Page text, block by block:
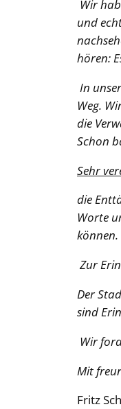
Wir
und
hören:
In
Weg.
die
Schon
Sehr
die
Worte
können.
Zur
Der
sind
Wir
Mit
Fritz